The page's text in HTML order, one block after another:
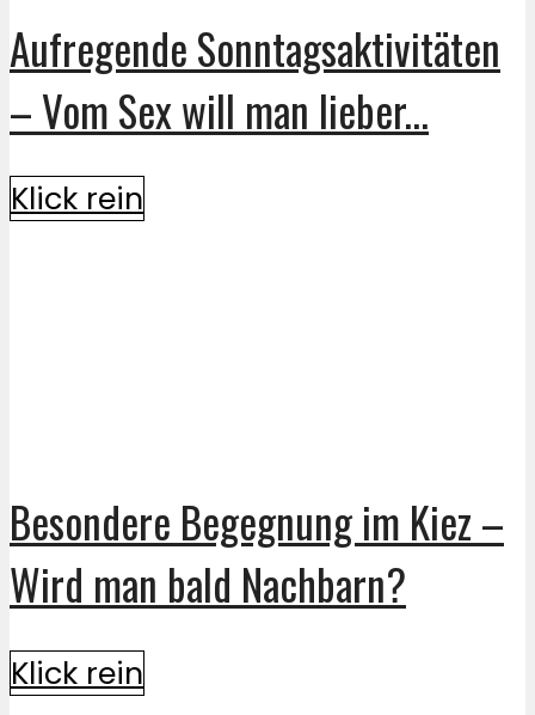
Aufregende Sonntagsaktivitäten
– Vom Sex will man lieber...
Klick rein
Besondere Begegnung im Kiez –
Wird man bald Nachbarn?
Klick rein